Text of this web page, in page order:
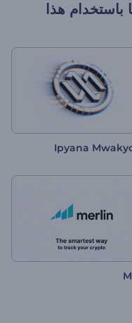
باستخدام هذا
Ipyana